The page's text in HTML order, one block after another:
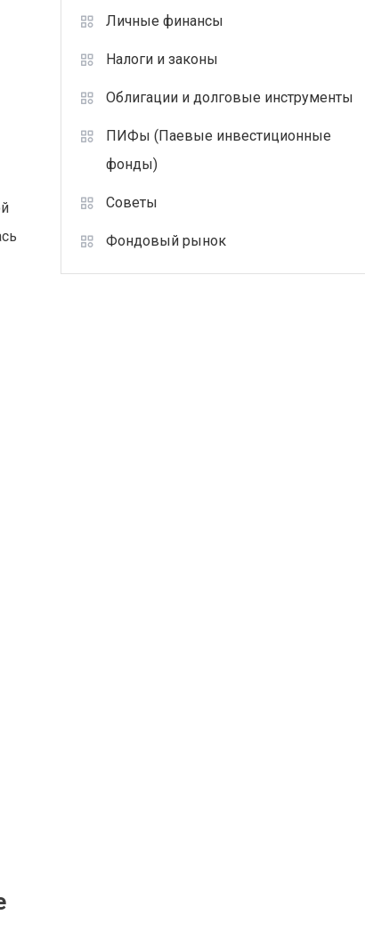
Личные финансы
Налоги и законы
Облигации и долговые инструменты
ПИФы (Паевые инвестиционные
фонды)
Советы
Фондовый рынок